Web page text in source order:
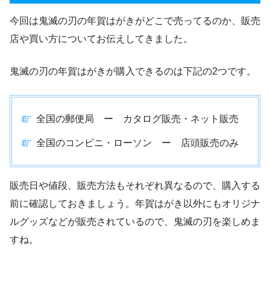
今回は鬼滅の刃の年賀はがきがどこで売ってるのか、販売
店や買い方についてお伝えしてきました。
鬼滅の刃の年賀はがきが購入できるのは下記の2つです。
全国の郵便局 ー カタログ販売・ネット販売
全国のコンビニ・ローソン ー 店頭販売のみ
販売日や値段、販売方法もそれぞれ異なるので、購入する
前に確認しておきましょう。年賀はがき以外にもオリジナ
ルグッズなどが販売されているので、鬼滅の刃を楽しめま
すね。